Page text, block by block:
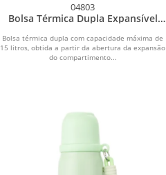
04803
Bolsa Térmica Dupla Expansível
Bolsa térmica dupla com capacidade máxima de
15 litros, obtida a partir da abertura da expansão
do compartimento...